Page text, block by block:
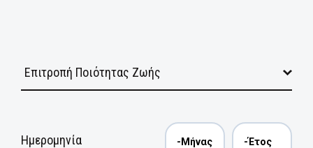
Ημερομηνία